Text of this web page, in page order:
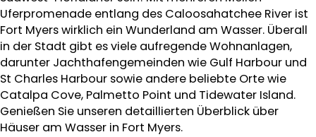
Uferpromenade entlang des Caloosahatchee River ist
Fort Myers wirklich ein Wunderland am Wasser. Überall
in der Stadt gibt es viele aufregende Wohnanlagen,
darunter Jachthafengemeinden wie Gulf Harbour und
St Charles Harbour sowie andere beliebte Orte wie
Catalpa Cove, Palmetto Point und Tidewater Island.
Genießen Sie unseren detaillierten Überblick über
Häuser am Wasser in Fort Myers.